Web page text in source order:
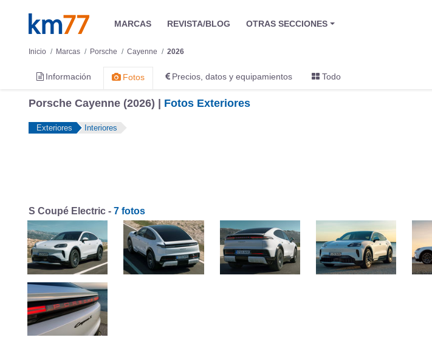
MARCAS REVISTA/BLOG OTRAS SECCIONES
Inicio Marcas Porsche Cayenne 2026
Información Fotos Precios, datos y equipamientos Todo
Porsche Cayenne (2026) | Fotos Exteriores
Exteriores Interiores
S Coupé Electric - 7 fotos